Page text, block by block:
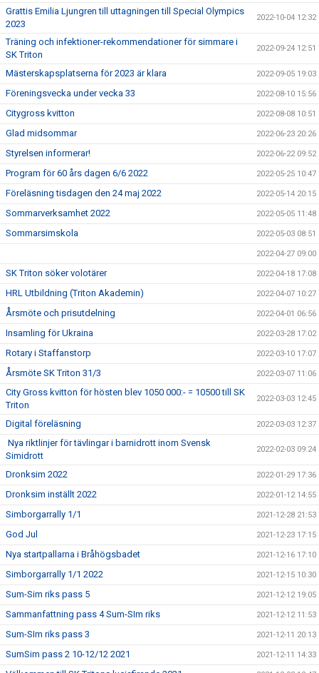
Grattis Emilia Ljungren till uttagningen till Special Olympics
2023
2022-10-04 12:32
Träning och infektioner-rekommendationer för simmare i
SK Triton
2022-09-24 12:51
Mästerskapsplatserna för 2023 är klara 2022-09-05 19:03
Föreningsvecka under vecka 33 2022-08-10 15:56
Citygross kvitton 2022-08-08 10:51
Glad midsommar 2022-06-23 20:26
Styrelsen informerar! 2022-06-22 09:52
Program för 60 års dagen 6/6 2022 2022-05-25 10:47
Föreläsning tisdagen den 24 maj 2022 2022-05-14 20:15
Sommarverksamhet 2022 2022-05-05 11:48
Sommarsimskola 2022-05-03 08:51
2022-04-27 09:00
SK Triton söker volotärer 2022-04-18 17:08
HRL Utbildning (Triton Akademin) 2022-04-07 10:27
Årsmöte och prisutdelning 2022-04-01 06:56
Insamling för Ukraina 2022-03-28 17:02
Rotary i Staffanstorp 2022-03-10 17:07
Årsmöte SK Triton 31/3 2022-03-07 11:06
City Gross kvitton för hösten blev 1050 000:- = 10500 till SK
Triton
2022-03-03 12:45
Digital föreläsning 2022-03-03 12:37
Nya riktlinjer för tävlingar i barnidrott inom Svensk
Simidrott
2022-02-03 09:24
Dronksim 2022 2022-01-29 17:36
Dronksim inställt 2022 2022-01-12 14:55
Simborgarrally 1/1 2021-12-28 21:53
God Jul 2021-12-23 17:15
Nya startpallarna i Bråhögsbadet 2021-12-16 17:10
Simborgarrally 1/1 2022 2021-12-15 10:30
Sum-Sim riks pass 5 2021-12-12 19:05
Sammanfattning pass 4 Sum-SIm riks 2021-12-12 11:53
Sum-SIm riks pass 3 2021-12-11 20:13
SumSim pass 2 10-12/12 2021 2021-12-11 14:33